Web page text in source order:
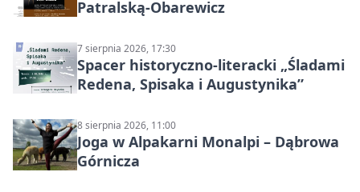
Patralską-Obarewicz
7 sierpnia 2026, 17:30
Spacer historyczno-literacki „Śladami
Redena, Spisaka i Augustynika”
8 sierpnia 2026, 11:00
Joga w Alpakarni Monalpi – Dąbrowa
Górnicza